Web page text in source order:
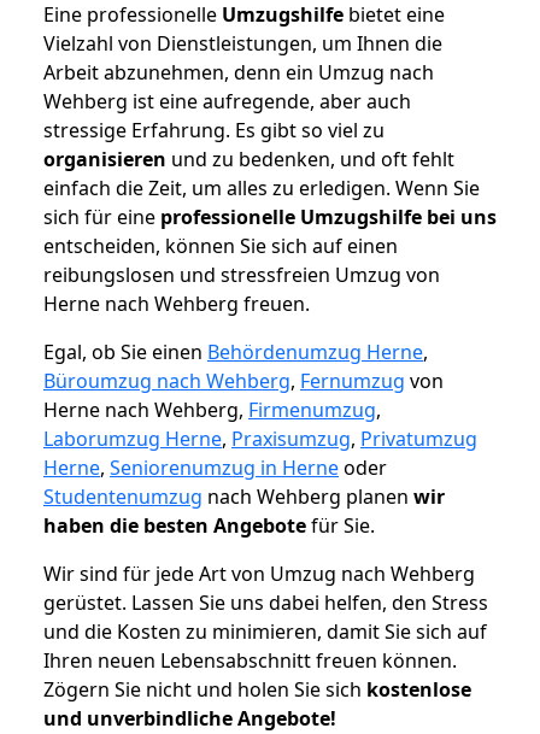
Eine professionelle Umzugshilfe bietet eine
Vielzahl von Dienstleistungen, um Ihnen die
Arbeit abzunehmen, denn ein Umzug nach
Wehberg ist eine aufregende, aber auch
stressige Erfahrung. Es gibt so viel zu
organisieren und zu bedenken, und oft fehlt
einfach die Zeit, um alles zu erledigen. Wenn Sie
sich für eine professionelle Umzugshilfe bei uns
entscheiden, können Sie sich auf einen
reibungslosen und stressfreien Umzug von
Herne nach Wehberg freuen.
Egal, ob Sie einen Behördenumzug Herne,
Büroumzug nach Wehberg, Fernumzug von
Herne nach Wehberg, Firmenumzug,
Laborumzug Herne, Praxisumzug, Privatumzug
Herne, Seniorenumzug in Herneoder
Studentenumzug nach Wehberg planen wir
haben die besten Angebotefür Sie.
Wir sind für jede Art von Umzug nach Wehberg
gerüstet. Lassen Sie uns dabei helfen, den Stress
und die Kosten zu minimieren, damit Sie sich auf
Ihren neuen Lebensabschnitt freuen können.
Zögern Sie nicht und holen Sie sich kostenlose
und unverbindliche Angebote!